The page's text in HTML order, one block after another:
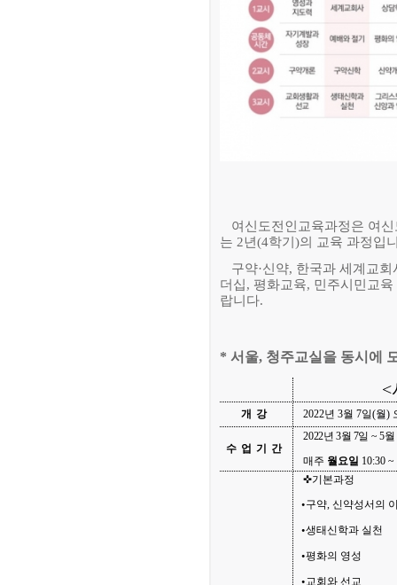
여신도전인교육과정은 여
는 2년(4학기)의 교육 과정입
구약·신약, 한국과 세계교회
더십, 평화교육, 민주시민교육
랍니다.
* 서울, 청주교실을 동시에
<
개강 2022년3월7일(월)
수업기간
2022년3월 7일 ~ 5월
매주 월요일 10:30 ~
✜기본과정
⦁구약 ,신약성서의
⦁생태신학과 실천
⦁평화의 영성
⦁ 교회와 선교